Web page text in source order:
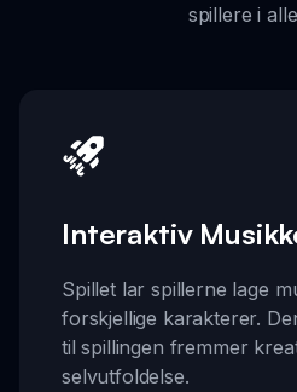
spillere i
Interaktiv
Spillet lar spillerne lage
forskjellige karakterer.
til spillingen fremmer
selvutfoldelse.